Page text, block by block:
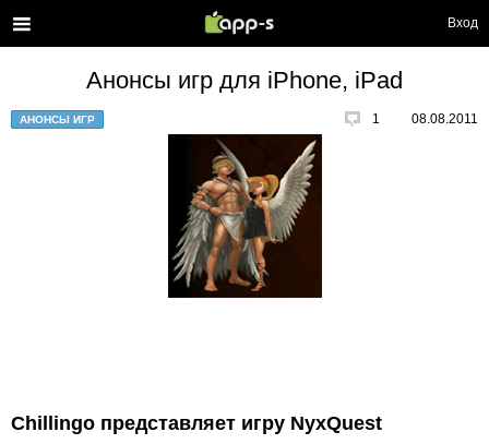
Вход
Анонсы игр для iPhone, iPad
АНОНСЫ ИГР 1 08.08.2011
Chillingo представляет игру NyxQuest